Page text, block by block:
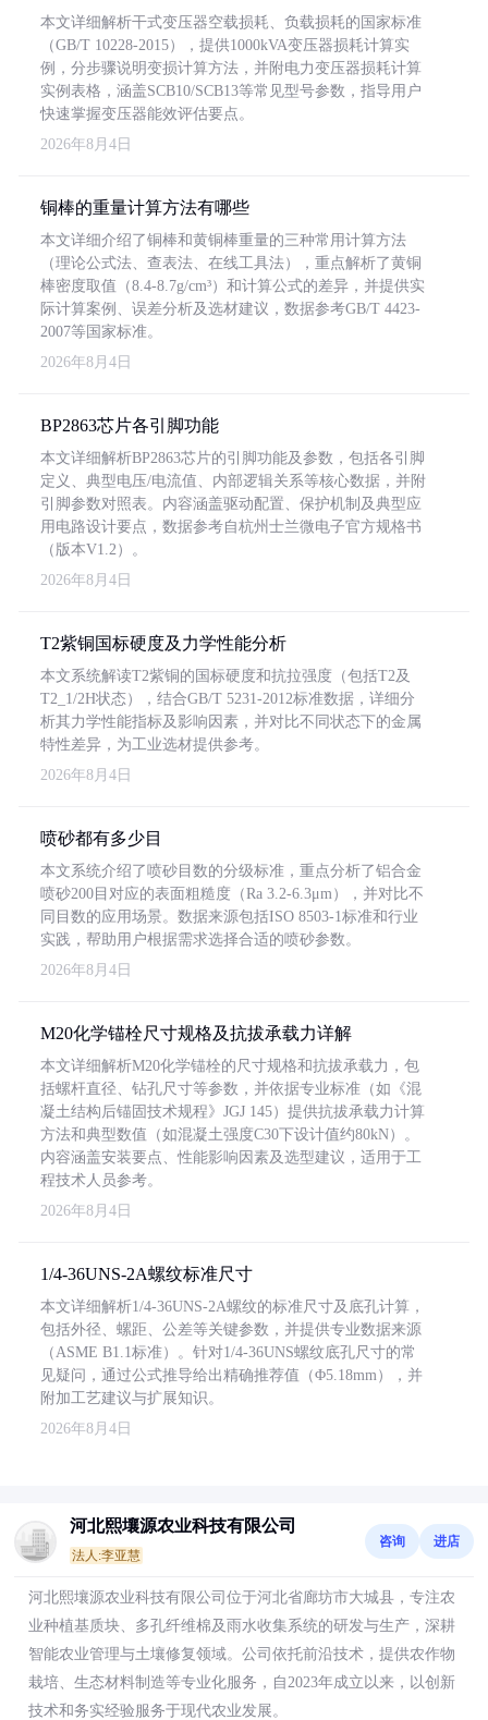
本文详细解析干式变压器空载损耗、负载损耗的国家标准
（GB/T 10228-2015），提供1000kVA变压器损耗计算实
例，分步骤说明变损计算方法，并附电力变压器损耗计算
实例表格，涵盖SCB10/SCB13等常见型号参数，指导用户
快速掌握变压器能效评估要点。
2026年8月4日
铜棒的重量计算方法有哪些
本文详细介绍了铜棒和黄铜棒重量的三种常用计算方法
（理论公式法、查表法、在线工具法），重点解析了黄铜
棒密度取值（8.4-8.7g/cm³）和计算公式的差异，并提供实
际计算案例、误差分析及选材建议，数据参考GB/T 4423-
2007等国家标准。
2026年8月4日
BP2863芯片各引脚功能
本文详细解析BP2863芯片的引脚功能及参数，包括各引脚
定义、典型电压/电流值、内部逻辑关系等核心数据，并附
引脚参数对照表。内容涵盖驱动配置、保护机制及典型应
用电路设计要点，数据参考自杭州士兰微电子官方规格书
（版本V1.2）。
2026年8月4日
T2紫铜国标硬度及力学性能分析
本文系统解读T2紫铜的国标硬度和抗拉强度（包括T2及
T2_1/2H状态），结合GB/T 5231-2012标准数据，详细分
析其力学性能指标及影响因素，并对比不同状态下的金属
特性差异，为工业选材提供参考。
2026年8月4日
喷砂都有多少目
本文系统介绍了喷砂目数的分级标准，重点分析了铝合金
喷砂200目对应的表面粗糙度（Ra 3.2-6.3μm），并对比不
同目数的应用场景。数据来源包括ISO 8503-1标准和行业
实践，帮助用户根据需求选择合适的喷砂参数。
2026年8月4日
M20化学锚栓尺寸规格及抗拔承载力详解
本文详细解析M20化学锚栓的尺寸规格和抗拔承载力，包
括螺杆直径、钻孔尺寸等参数，并依据专业标准（如《混
凝土结构后锚固技术规程》JGJ 145）提供抗拔承载力计算
方法和典型数值（如混凝土强度C30下设计值约80kN）。
内容涵盖安装要点、性能影响因素及选型建议，适用于工
程技术人员参考。
2026年8月4日
1/4-36UNS-2A螺纹标准尺寸
本文详细解析1/4-36UNS-2A螺纹的标准尺寸及底孔计算，
包括外径、螺距、公差等关键参数，并提供专业数据来源
（ASME B1.1标准）。针对1/4-36UNS螺纹底孔尺寸的常
见疑问，通过公式推导给出精确推荐值（Φ5.18mm），并
附加工艺建议与扩展知识。
2026年8月4日
河北熙壤源农业科技有限公司
法人:李亚慧
咨询 进店
河北熙壤源农业科技有限公司位于河北省廊坊市大城县，专注农
业种植基质块、多孔纤维棉及雨水收集系统的研发与生产，深耕
智能农业管理与土壤修复领域。公司依托前沿技术，提供农作物
栽培、生态材料制造等专业化服务，自2023年成立以来，以创新
技术和务实经验服务于现代农业发展。